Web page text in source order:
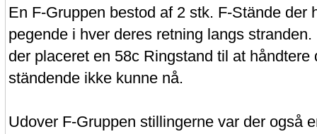
En F-Gruppen bestod af 2 stk. F-Stände der
pegende i hver deres retning langs
der placeret en 58c Ringstand til at håndtere
ständende ikke kunne nå.
Udover F-Gruppen stillingerne var der også